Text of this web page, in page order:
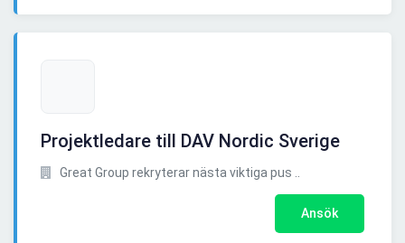
Projektledare till DAV Nordic Sverige
Great Group rekryterar nästa viktiga pus ..
Ansök